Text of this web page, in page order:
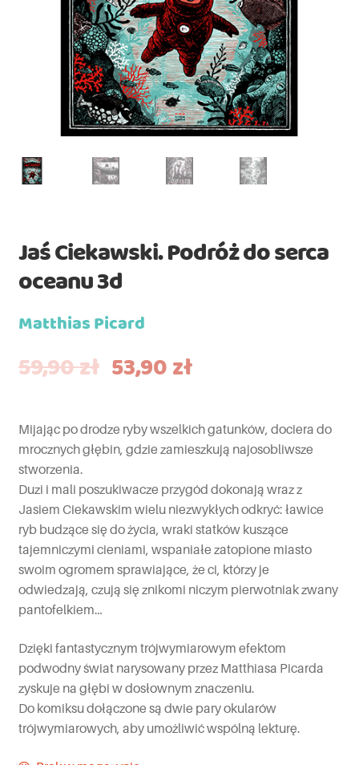
Jaś Ciekawski. Podróż do serca
oceanu 3d
Matthias Picard
59,90zł 53,90zł
Mijając po drodze ryby wszelkich gatunków, dociera do
mrocznych głębin, gdzie zamieszkują najosobliwsze
stworzenia.
Duzi i mali poszukiwacze przygód dokonają wraz z
Jasiem Ciekawskim wielu niezwykłych odkryć: ławice
ryb budzące się do życia, wraki statków kuszące
tajemniczymi cieniami, wspaniałe zatopione miasto
swoim ogromem sprawiające, że ci, którzy je
odwiedzają, czują się znikomi niczym pierwotniak zwany
pantofelkiem…
Dzięki fantastycznym trójwymiarowym efektom
podwodny świat narysowany przez Matthiasa Picarda
zyskuje na głębi w dosłownym znaczeniu.
Do komiksu dołączone są dwie pary okularów
trójwymiarowych, aby umożliwić wspólną lekturę.